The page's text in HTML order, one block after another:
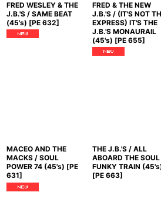
FRED WESLEY & THE
J.B.'S / SAME BEAT
(45's) [PE 632]
FRED & THE NEW
J.B.'S / (IT'S NOT
EXPRESS) IT'S THE
J.B.'S MONAURAIL
(45's) [PE 655]
MACEO AND THE
MACKS / SOUL
POWER 74 (45's) [PE
631]
THE J.B.'S / ALL
ABOARD THE SOUL
FUNKY TRAIN
[PE 663]